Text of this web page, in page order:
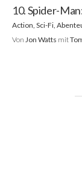
10. Spider-
Action, Sci-Fi,
Von Jon Watts mit